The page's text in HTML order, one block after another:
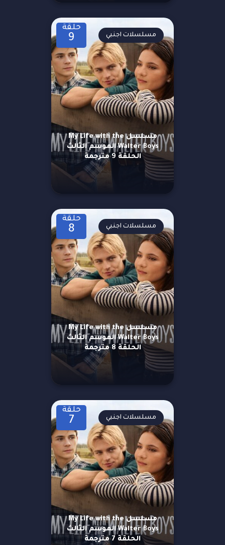
حلقة
9
مسلسل My Life with the
Walter Boys الموسم الثالث
الحلقة 9 مترجمة
مسلسلات اجنبي
حلقة
8
مسلسل My Life with the
Walter Boys الموسم الثالث
الحلقة 8 مترجمة
مسلسلات اجنبي
حلقة
7
مسلسل My Life with the
Walter Boys الموسم الثالث
الحلقة 7 مترجمة
مسلسلات اجنبي